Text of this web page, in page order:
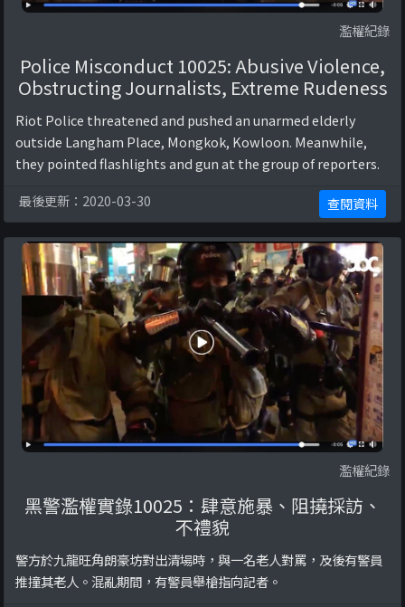
濫權紀錄
Police Misconduct 10025: Abusive Violence,
Obstructing Journalists, Extreme Rudeness
Riot Police threatened and pushed an unarmed elderly
outside Langham Place, Mongkok, Kowloon. Meanwhile,
they pointed flashlights and gun at the group of reporters.
最後更新：2020-03-30
查閱資料
濫權紀錄
黑警濫權實錄10025：肆意施暴、阻撓採訪、
不禮貌
警方於九龍旺角朗豪坊對出清場時，與一名老人對罵，及後有警員
推撞其老人。混亂期間，有警員舉槍指向記者。